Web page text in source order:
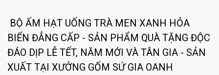
BỘ ẤM HẠT UỐNG TRÀ MEN XANH HỎA
BIẾN ĐẲNG CẤP - SẢN PHẨM QUÀ TẶNG ĐỘC
ĐÁO DỊP LỄ TẾT, NĂM MỚI VÀ TÂN GIA - SẢN
XUẤT TẠI XƯỞNG GỐM SỨ GIA OANH